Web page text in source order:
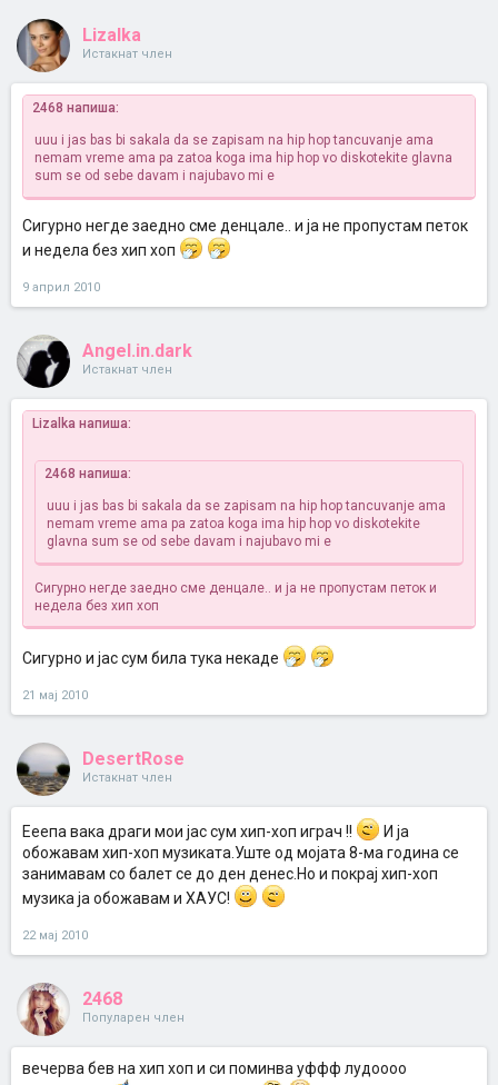
Lizalka
Истакнат член
2468 напиша:
uuu i jas bas bi sakala da se zapisam na hip hop tancuvanje ama
nemam vreme ama pa zatoa koga ima hip hop vo diskotekite glavna
sum se od sebe davam i najubavo mi e
Сигурно негде заедно сме денцале.. и ја не пропустам петок
и недела без хип хоп
9 април 2010
Angel.in.dark
Истакнат член
Lizalka напиша:
2468 напиша:
uuu i jas bas bi sakala da se zapisam na hip hop tancuvanje ama
nemam vreme ama pa zatoa koga ima hip hop vo diskotekite
glavna sum se od sebe davam i najubavo mi e
Сигурно негде заедно сме денцале.. и ја не пропустам петок и
недела без хип хоп
Сигурно и јас сум била тука некаде
21 мај 2010
DesertRose
Истакнат член
Ееепа вака драги мои јас сум хип-хоп играч !!
И ја
обожавам хип-хоп музиката.Уште од мојата 8-ма година се
занимавам со балет се до ден денес.Но и покрај хип-хоп
музика ја обожавам и ХАУС!
22 мај 2010
2468
Популарен член
вечерва бев на хип хоп и си поминва уффф лудоооо